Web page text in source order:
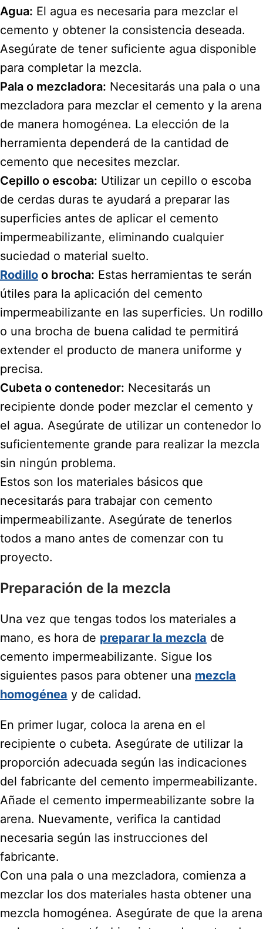
Agua: El agua es necesaria para mezclar el
cemento y obtener la consistencia deseada.
Asegúrate de tener suficiente agua disponible
para completar la mezcla.
Pala o mezcladora: Necesitarás una pala o una
mezcladora para mezclar el cemento y la arena
de manera homogénea. La elección de la
herramienta dependerá de la cantidad de
cemento que necesites mezclar.
Cepillo o escoba: Utilizar un cepillo o escoba
de cerdas duras te ayudará a preparar las
superficies antes de aplicar el cemento
impermeabilizante, eliminando cualquier
suciedad o material suelto.
Rodillo o brocha: Estas herramientas te serán
útiles para la aplicación del cemento
impermeabilizante en las superficies. Un rodillo
o una brocha de buena calidad te permitirá
extender el producto de manera uniforme y
precisa.
Cubeta o contenedor: Necesitarás un
recipiente donde poder mezclar el cemento y
el agua. Asegúrate de utilizar un contenedor lo
suficientemente grande para realizar la mezcla
sin ningún problema.
Estos son los materiales básicos que
necesitarás para trabajar con cemento
impermeabilizante. Asegúrate de tenerlos
todos a mano antes de comenzar con tu
proyecto.
Preparación de la mezcla
Una vez que tengas todos los materiales a
mano, es hora de preparar la mezcla de
cemento impermeabilizante. Sigue los
siguientes pasos para obtener una mezcla
homogénea y de calidad.
En primer lugar, coloca la arena en el
recipiente o cubeta. Asegúrate de utilizar la
proporción adecuada según las indicaciones
del fabricante del cemento impermeabilizante.
Añade el cemento impermeabilizante sobre la
arena. Nuevamente, verifica la cantidad
necesaria según las instrucciones del
fabricante.
Con una pala o una mezcladora, comienza a
mezclar los dos materiales hasta obtener una
mezcla homogénea. Asegúrate de que la arena